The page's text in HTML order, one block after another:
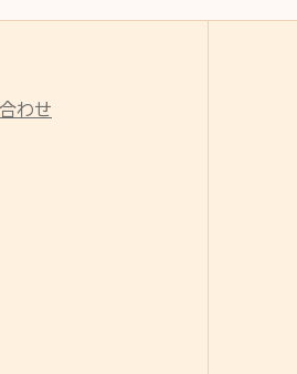
わせ